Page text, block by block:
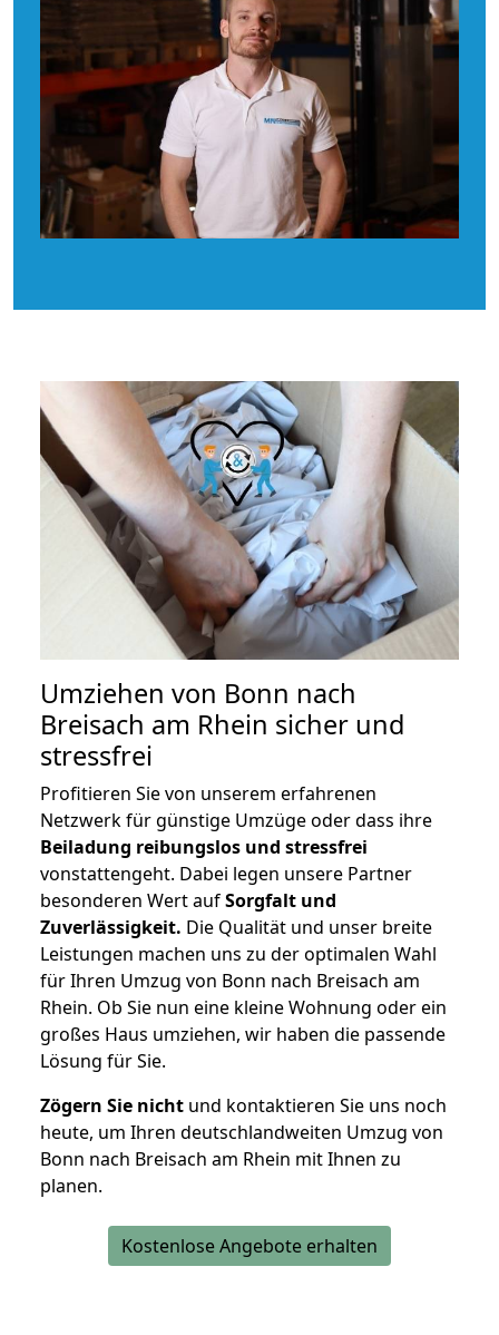
Umziehen von Bonn nach
Breisach am Rhein sicher und
stressfrei
Profitieren Sie von unserem erfahrenen
Netzwerk für günstige Umzüge oder dass ihre
Beiladung reibungslos und stressfrei
vonstattengeht. Dabei legen unsere Partner
besonderen Wert aufSorgfalt und
Zuverlässigkeit. Die Qualität und unser breite
Leistungen machen uns zu der optimalen Wahl
für Ihren Umzug von Bonn nach Breisach am
Rhein. Ob Sie nun eine kleine Wohnung oder ein
großes Haus umziehen, wir haben die passende
Lösung für Sie.
Zögern Sie nicht und kontaktieren Sie uns noch
heute, um Ihren deutschlandweiten Umzug von
Bonn nach Breisach am Rhein mit Ihnen zu
planen.
Kostenlose Angebote erhalten